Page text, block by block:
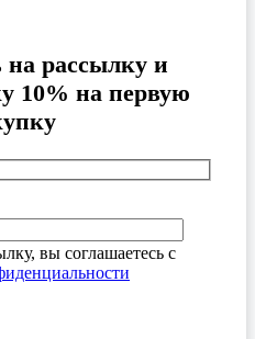
рассылку и
10% на первую
вы соглашаетесь с